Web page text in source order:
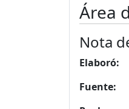
Área
Nota
Elaboró:
Fuente: